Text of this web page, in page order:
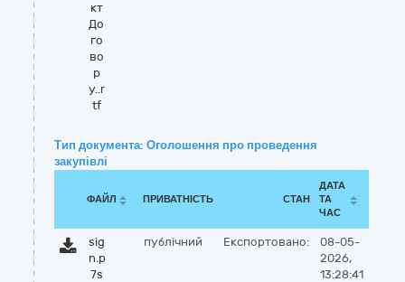
кт
До
го
во
р
у..r
tf
Тип документа: Оголошення про проведення
закупівлі
ФАЙЛ ПРИВАТНІСТЬ СТАН
ДАТА
ТА
ЧАС
sig
n.p
7s
публічний Експортовано:
08-05-
2026,
13:28:41